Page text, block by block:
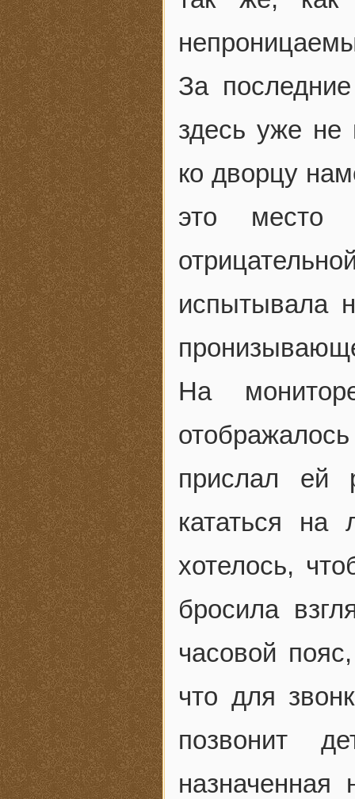
За
здесь уже не
ко дворцу
это место
испытывала
На
прислал ей
кататься
хотелось,
бросила
часовой
что для
позвонит
назначенная